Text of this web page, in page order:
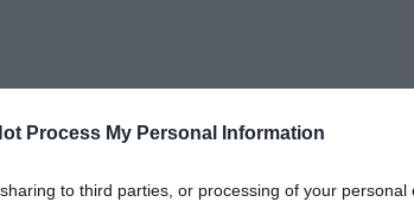
Process My Personal Information
to third parties, or processing of your personal